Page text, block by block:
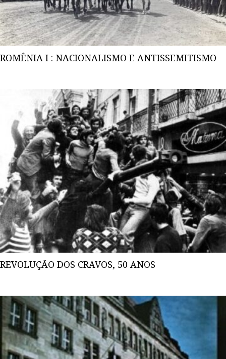
ROMÊNIA I : NACIONALISMO E ANTISSEMITISMO
REVOLUÇÃO DOS CRAVOS, 50 ANOS